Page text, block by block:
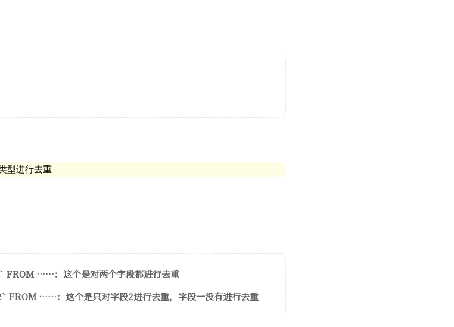
型进行去重
FROM ……：这个是对两个字段都进行去重
……：这个是只对字段2进行去重，字段一没有进行去重